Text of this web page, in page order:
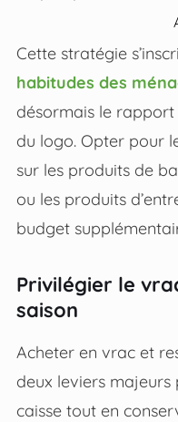
Cette stratégie
habitudes des
désormais le
du logo. Opter pour
sur les produits de
ou les produits
budget
Privilégier le
saison
Acheter en vrac et
deux leviers
caisse tout en